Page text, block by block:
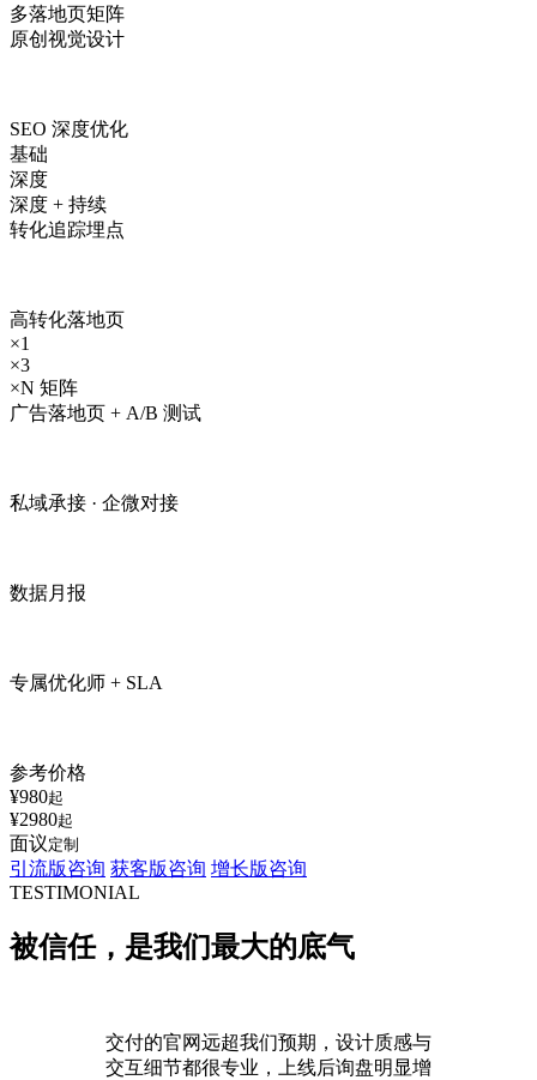
多落地页矩阵
原创视觉设计
SEO 深度优化
基础
深度
深度 + 持续
转化追踪埋点
高转化落地页
×1
×3
×N 矩阵
广告落地页 + A/B 测试
私域承接 · 企微对接
数据月报
专属优化师 + SLA
参考价格
¥980起
¥2980起
面议定制
引流版咨询 获客版咨询 增长版咨询
TESTIMONIAL
被信任，是我们最大的底气
交付的官网远超我们预期，设计质感与
交互细节都很专业，上线后询盘明显增